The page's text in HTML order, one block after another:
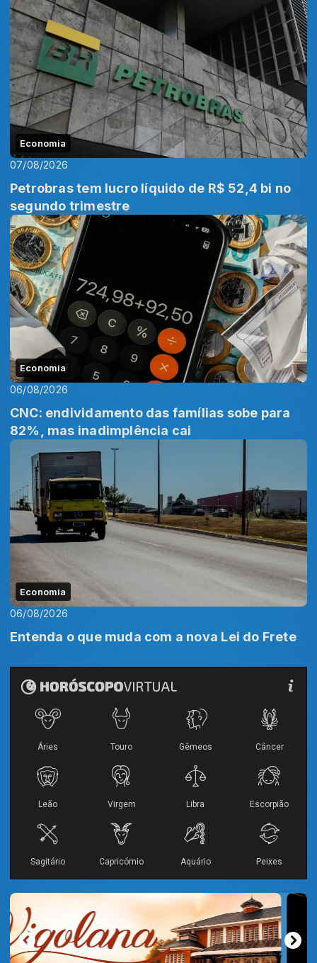
Economia
07/08/2026
Petrobras tem lucro líquido de R$ 52,4 bi no
segundo trimestre
Economia
06/08/2026
CNC: endividamento das famílias sobe para
82%, mas inadimplência cai
Economia
06/08/2026
Entenda o que muda com a nova Lei do Frete